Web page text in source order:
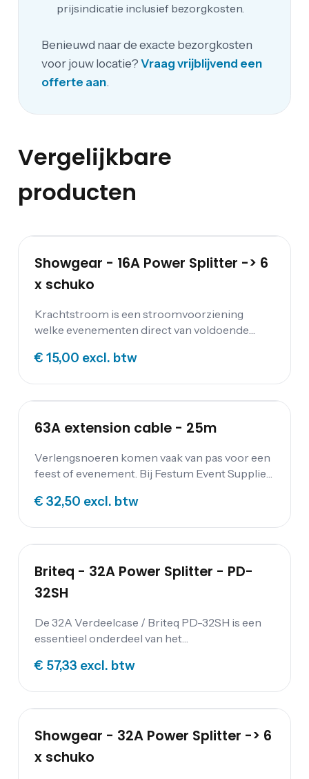
prijsindicatie inclusief bezorgkosten.
Benieuwd naar de exacte bezorgkosten
voor jouw locatie?Vraag vrijblijvend een
offerte aan.
Vergelijkbare
producten
Showgear - 16A Power Splitter -> 6
x schuko
Krachtstroom is een stroomvoorziening
welke evenementen direct van voldoende
maar ook op aggregaten kun je deze 16
€ 15,00 excl. btw
63A extension cable - 25m
Verlengsnoeren komen vaak van pas voor een
feest of evenement. Bij Festum Event Supplies
verdeeldozen en kabbelmatten.
€ 32,50 excl. btw
Briteq - 32A Power Splitter - PD-
32SH
De 32A Verdeelcase / Briteq PD-32SH is een
essentieel onderdeel van het
hoogwaardige verdeeloplossing die speciaal is
zoals concerten, festivals, beurzen en andere
evenementen waarbij meerdere apparaten
van stroom moeten worden voorzien. Met de
€ 57,33 excl. btw
Showgear - 32A Power Splitter -> 6
x schuko